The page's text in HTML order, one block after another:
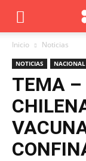
Inicio Noticias
NOTICIAS NACIONAL
TEMA –